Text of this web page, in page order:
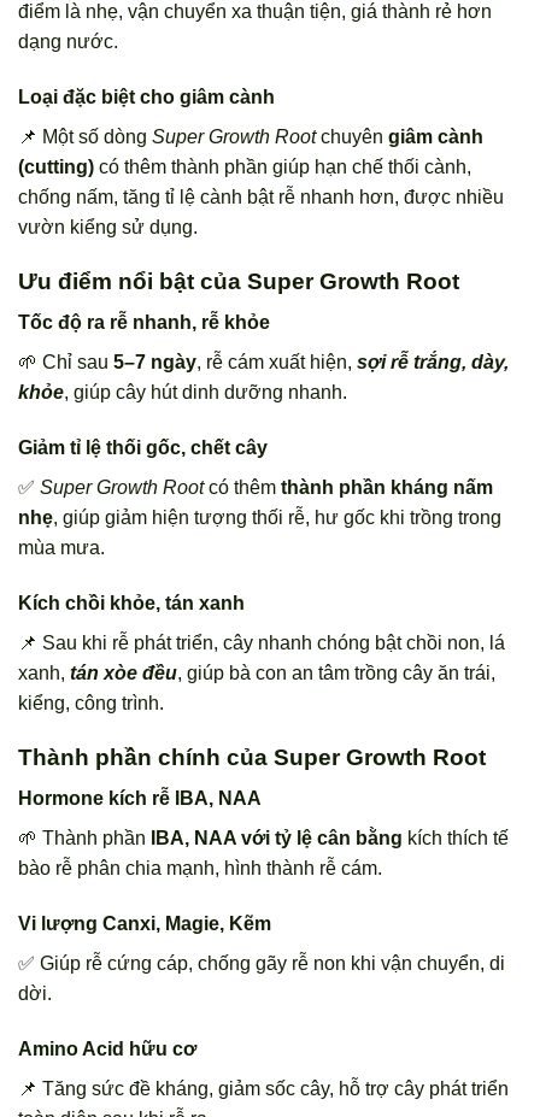
điểm là nhẹ, vận chuyển xa thuận tiện, giá thành rẻ hơn
dạng nước.
Loại đặc biệt cho giâm cành
📌 Một số dòng Super Growth Rootchuyên giâm cành
(cutting) có thêm thành phần giúp hạn chế thối cành,
chống nấm, tăng tỉ lệ cành bật rễ nhanh hơn, được nhiều
vườn kiểng sử dụng.
Ưu điểm nổi bật của Super Growth Root
Tốc độ ra rễ nhanh, rễ khỏe
🌱 Chỉ sau 5–7 ngày, rễ cám xuất hiện, sợi rễ trắng, dày,
khỏe, giúp cây hút dinh dưỡng nhanh.
Giảm tỉ lệ thối gốc, chết cây
✅ Super Growth Rootcó thêm thành phần kháng nấm
nhẹ, giúp giảm hiện tượng thối rễ, hư gốc khi trồng trong
mùa mưa.
Kích chồi khỏe, tán xanh
📌 Sau khi rễ phát triển, cây nhanh chóng bật chồi non, lá
xanh, tán xòe đều, giúp bà con an tâm trồng cây ăn trái,
kiểng, công trình.
Thành phần chính của Super Growth Root
Hormone kích rễ IBA, NAA
🌱 Thành phần
IBA, NAA với tỷ lệ cân bằng kích thích tế
bào rễ phân chia mạnh, hình thành rễ cám.
Vi lượng Canxi, Magie, Kẽm
✅ Giúp rễ cứng cáp, chống gãy rễ non khi vận chuyển, di
dời.
Amino Acid hữu cơ
📌 Tăng sức đề kháng, giảm sốc cây, hỗ trợ cây phát triển